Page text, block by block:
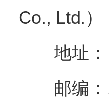
Co., Ltd.）
地址：
邮编：